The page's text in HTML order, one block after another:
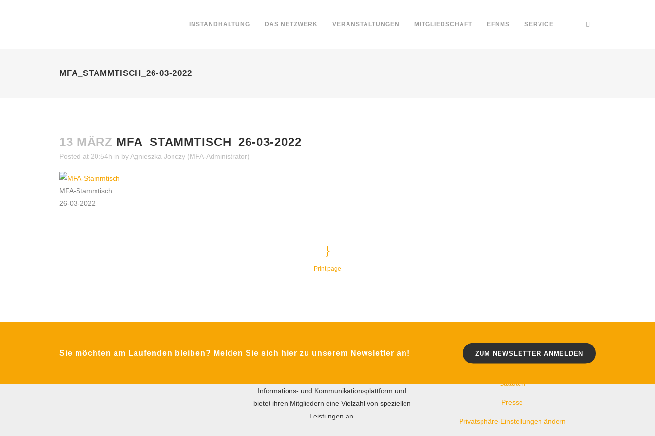
INSTANDHALTUNG DAS NETZWERK VERANSTALTUNGEN MITGLIEDSCHAFT EFNMS SERVICE
MFA_STAMMTISCH_26-03-2022
13 MÄRZ MFA_STAMMTISCH_26-03-2022
Posted at 20:54h in byAgnieszka Jonczy (MFA-Administrator)
MFA-Stammtisch
26-03-2022
Print page
Sie möchten am Laufenden bleiben? Melden Sie sich hier zu unserem Newsletter an! ZUM NEWSLETTER ANMELDEN
Email:office@mfa-netzwerk.at
zwischen Wirtschaft und Wissenschaft in den
Informations- und Kommunikationsplattform und
bietet ihren Mitgliedern eine Vielzahl von speziellen
Leistungen an.
Impressum
Datenschutz
Statuten
Presse
Privatsphäre-Einstellungen ändern